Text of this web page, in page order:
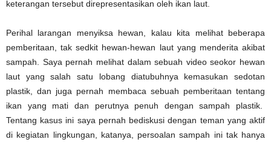
keterangan tersebut direpresentasikan oleh ikan ‎laut.‎
Perihal larangan menyiksa hewan, kalau kita melihat beberapa
pemberitaan, tak sedkit hewan-hewan laut yang ‎menderita akibat
sampah. Saya pernah melihat dalam sebuah video seokor hewan
laut yang salah satu lobang ‎diatubuhnya kemasukan sedotan
plastik, dan juga pernah membaca sebuah pemberitaan tentang
ikan yang mati ‎dan perutnya penuh dengan sampah plastik.
Tentang kasus ini saya pernah bediskusi dengan teman yang aktif
di ‎kegiatan lingkungan, katanya, persoalan sampah ini tak hanya